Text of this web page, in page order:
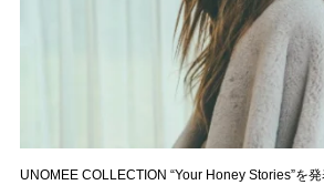
UNOMEE COLLECTION “Your Honey Stories”を